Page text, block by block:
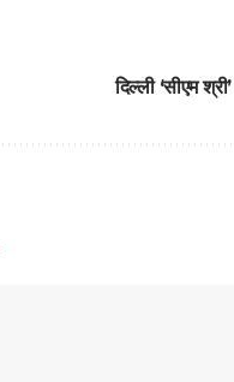
दिल्ली ‘सीएम